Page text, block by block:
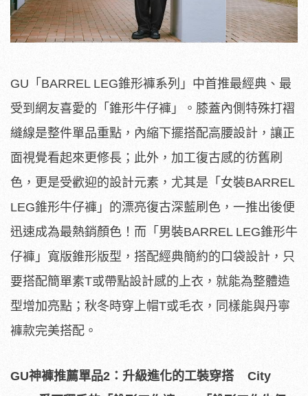
GU「BARREL LEG錐形褲系列」中首推最經典、最
受到網友喜愛的「錐形牛仔褲」。膝蓋內側特殊打褶
縫線是整件單品重點，內縮下擺搭配高腰設計，讓正
面視覺看起來更修長；此外，加工復古感的彷舊刷
色，更是受歡迎的設計元素，尤其是「女裝BARREL
LEG錐形牛仔褲」的漂亮復古深藍刷色，一推出後便
迅速成為最熱銷顏色！而「男裝BARREL LEG錐形牛
仔褲」寬版錐形版型，搭配經典簡約的口袋設計，只
要搭配簡單素T或帶點設計感的上衣，就能為整體造
型增加亮點；秋冬時穿上帽T或毛衣，同樣能與丹寧
褲款完美搭配。
GU神褲推薦單品2 ：升級進化的工裝穿搭 City